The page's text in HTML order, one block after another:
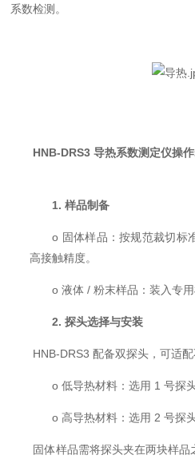
系数检测。
HNB-DRS3 导热系数测定仪操
1.样品制备
o 固体样品：按规范裁切标
高接触精度。
o 液体 / 粉末样品：装入专
2.探头选择与安装
HNB-DRS3 配备双探头，可适配
o 低导热材料：选用 1 号探
o 高导热材料：选用 2 号探
固体样品需将探头夹在两块样